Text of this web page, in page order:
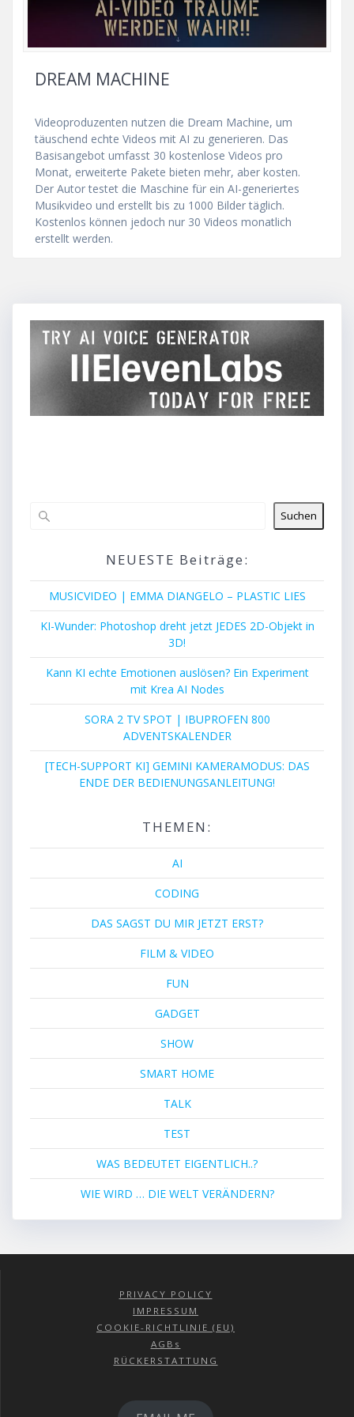
DREAM MACHINE
Videoproduzenten nutzen die Dream Machine, um
täuschend echte Videos mit AI zu generieren. Das
Basisangebot umfasst 30 kostenlose Videos pro
Monat, erweiterte Pakete bieten mehr, aber kosten.
Der Autor testet die Maschine für ein AI-generiertes
Musikvideo und erstellt bis zu 1000 Bilder täglich.
Kostenlos können jedoch nur 30 Videos monatlich
erstellt werden.
Suchen
NEUESTE Beiträge:
MUSICVIDEO | EMMA DIANGELO – PLASTIC LIES
KI-Wunder: Photoshop dreht jetzt JEDES 2D-Objekt in
3D!
Kann KI echte Emotionen auslösen? Ein Experiment
mit Krea AI Nodes
SORA 2 TV SPOT | IBUPROFEN 800
ADVENTSKALENDER
[TECH-SUPPORT KI] GEMINI KAMERAMODUS: DAS
ENDE DER BEDIENUNGSANLEITUNG!
THEMEN:
AI
CODING
DAS SAGST DU MIR JETZT ERST?
FILM & VIDEO
FUN
GADGET
SHOW
SMART HOME
TALK
TEST
WAS BEDEUTET EIGENTLICH..?
WIE WIRD … DIE WELT VERÄNDERN?
PRIVACY POLICY
IMPRESSUM
COOKIE-RICHTLINIE (EU)
AGBs
RÜCKERSTATTUNG